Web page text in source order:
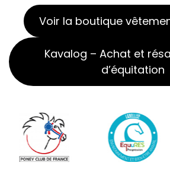
Voir la boutique
Kavalog – Achat et
d’équitation